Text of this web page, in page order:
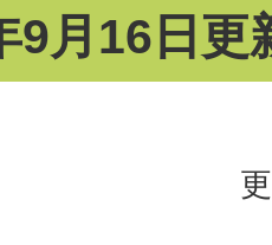
9月16日更